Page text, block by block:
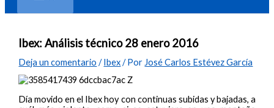
Ibex: Análisis técnico 28 enero 2016
Deja un comentario /Ibex/ Por José Carlos Estévez García
Día movido en el Ibex hoy con continuas subidas y bajadas, a